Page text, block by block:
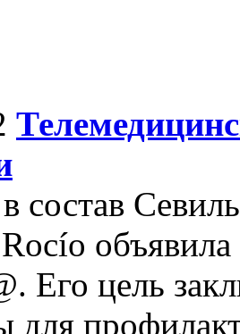
состав
объявила
Его цель
для